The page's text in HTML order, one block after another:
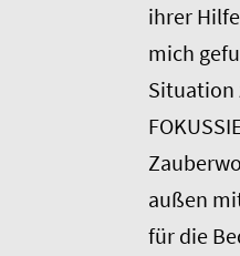
ihrer
mich
Situation
außen
für die